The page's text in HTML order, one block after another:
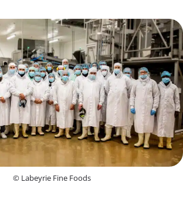
© Labeyrie Fine Foods